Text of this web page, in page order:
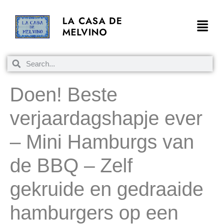
LA CASA DE
MELVINO
Doen! Beste
verjaardagshapje ever
– Mini Hamburgs van
de BBQ – Zelf
gekruide en gedraaide
hamburgers op een